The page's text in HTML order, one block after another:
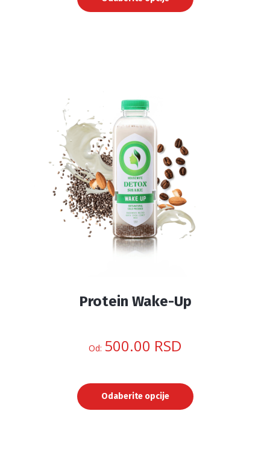
Opcije
mogu
biti
izabrane
na
stranici
proizvoda.
Protein Wake-Up
Od: 500.00 RSD
Odaberite opcije